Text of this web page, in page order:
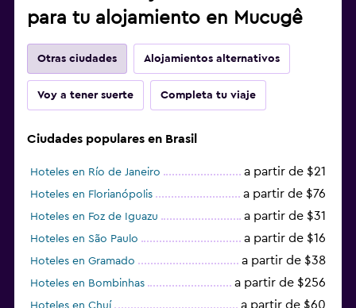
para tu alojamiento en Mucugê
Otras ciudades Alojamientos alternativos
Voy a tener suerte Completa tu viaje
Ciudades populares en Brasil
Hoteles en Río de Janeiro a partir de $21
Hoteles en Florianópolis a partir de $76
Hoteles en Foz de Iguazu a partir de $31
Hoteles en São Paulo a partir de $16
Hoteles en Gramado a partir de $38
Hoteles en Bombinhas a partir de $256
Hoteles en Chuí a partir de $60